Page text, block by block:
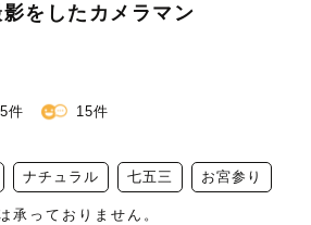
影をしたカメラマン
件 15件
ナチュラル 七五三 お宮参り